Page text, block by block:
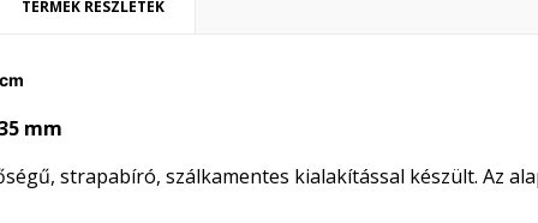
TERMÉK RÉSZLETEK
mm
strapabíró, szálkamentes kialakítással készült. Az
wishlists
létrehozása
neve
Mégsem Bejelentkezés